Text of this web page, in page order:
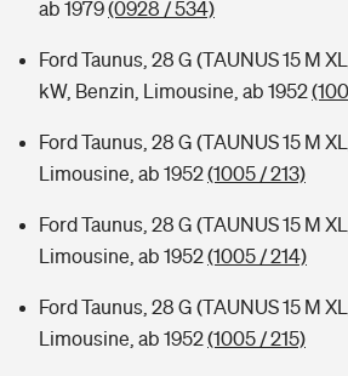
ab 1979(0928 / 534)
Ford Taunus, 28 G (TAUNUS 15 M
kW, Benzin, Limousine, ab 1952
Ford Taunus, 28 G (TAUNUS 15 M
Limousine, ab 1952(1005 / 213)
Ford Taunus, 28 G (TAUNUS 15 M
Limousine, ab 1952(1005 / 214)
Ford Taunus, 28 G (TAUNUS 15 M
Limousine, ab 1952(1005 / 215)